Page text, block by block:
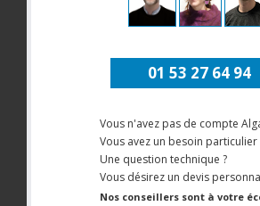
01 53 27 64 94
Vous n'avez pas de compte
Vous avez un besoin particulier
Une question technique ?
Vous désirez un devis
Nos conseillers sont à votre